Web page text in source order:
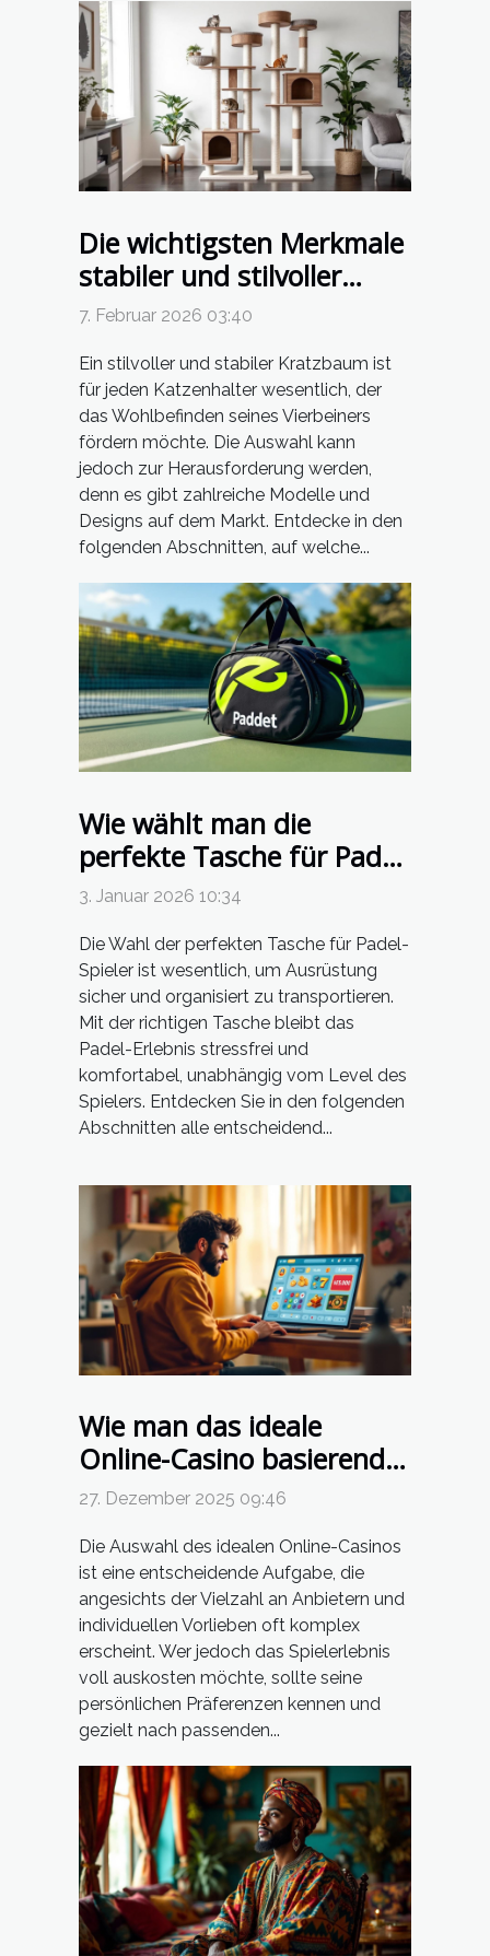
Die wichtigsten Merkmale
stabiler und stilvoller
Kratzbäume
7. Februar 2026 03:40
Ein stilvoller und stabiler Kratzbaum ist
für jeden Katzenhalter wesentlich, der
das Wohlbefinden seines Vierbeiners
fördern möchte. Die Auswahl kann
jedoch zur Herausforderung werden,
denn es gibt zahlreiche Modelle und
Designs auf dem Markt. Entdecke in den
folgenden Abschnitten, auf welche...
Wie wählt man die
perfekte Tasche für Padel-
Spieler aus?
3. Januar 2026 10:34
Die Wahl der perfekten Tasche für Padel-
Spieler ist wesentlich, um Ausrüstung
sicher und organisiert zu transportieren.
Mit der richtigen Tasche bleibt das
Padel-Erlebnis stressfrei und
komfortabel, unabhängig vom Level des
Spielers. Entdecken Sie in den folgenden
Abschnitten alle entscheidend...
Wie man das ideale
Online-Casino basierend
auf Nutzerpräferenzen
27. Dezember 2025 09:46
Die Auswahl des idealen Online-Casinos
ist eine entscheidende Aufgabe, die
angesichts der Vielzahl an Anbietern und
individuellen Vorlieben oft komplex
erscheint. Wer jedoch das Spielerlebnis
voll auskosten möchte, sollte seine
persönlichen Präferenzen kennen und
gezielt nach passenden...